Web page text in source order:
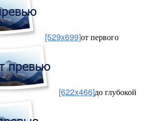
[529x699]от первого
[622x466]до глубокой